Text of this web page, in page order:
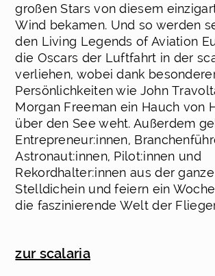
großen Stars von diesem
Wind bekamen. Und so werden
den Living Legends of Aviation
die Oscars der Luftfahrt in der
verliehen, wobei dank
Persönlichkeiten wie John
Morgan Freeman ein Hauch von
über den See weht. Außerdem
Entrepreneur:innen,
Astronaut:innen, Pilot:innen und
Rekordhalter:innen aus der
Stelldichein und feiern ein
die faszinierende Welt der
zur scalaria